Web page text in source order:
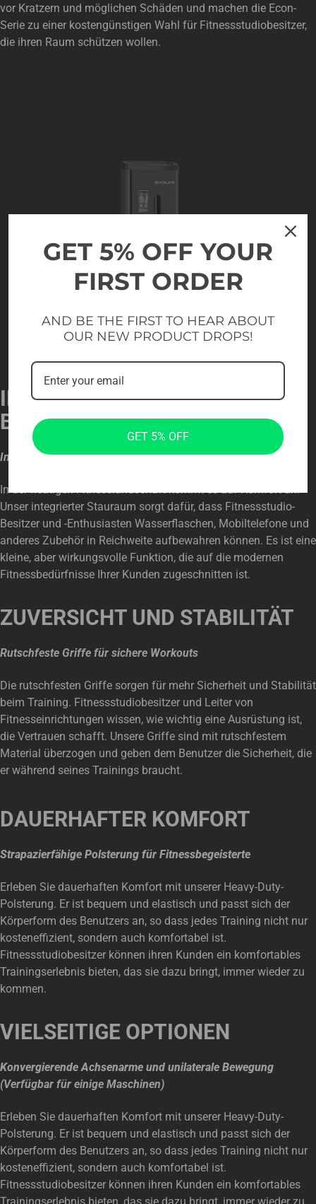
vor Kratzern und möglichen Schäden und machen die Econ-
Serie zu einer kostengünstigen Wahl für Fitnessstudiobesitzer,
die ihren Raum schützen wollen.
INTELLIGENTE
BEQUEMLICHKEIT
Integrierter Stauraum für moderne Workouts
In der heutigen Fitnesslandschaft kommt es auf Komfort an.
Unser integrierter Stauraum sorgt dafür, dass Fitnessstudio-
Besitzer und -Enthusiasten Wasserflaschen, Mobiltelefone und
anderes Zubehör in Reichweite aufbewahren können. Es ist eine
kleine, aber wirkungsvolle Funktion, die auf die modernen
Fitnessbedürfnisse Ihrer Kunden zugeschnitten ist.
ZUVERSICHT UND STABILITÄT
Rutschfeste Griffe für sichere Workouts
Die rutschfesten Griffe sorgen für mehr Sicherheit und Stabilität
beim Training. Fitnessstudiobesitzer und Leiter von
Fitnesseinrichtungen wissen, wie wichtig eine Ausrüstung ist,
die Vertrauen schafft. Unsere Griffe sind mit rutschfestem
Material überzogen und geben dem Benutzer die Sicherheit, die
er während seines Trainings braucht.
DAUERHAFTER KOMFORT
Strapazierfähige Polsterung für Fitnessbegeisterte
Erleben Sie dauerhaften Komfort mit unserer Heavy-Duty-
Polsterung. Er ist bequem und elastisch und passt sich der
Körperform des Benutzers an, so dass jedes Training nicht nur
kosteneffizient, sondern auch komfortabel ist.
Fitnessstudiobesitzer können ihren Kunden ein komfortables
Trainingserlebnis bieten, das sie dazu bringt, immer wieder zu
kommen.
VIELSEITIGE OPTIONEN
Konvergierende Achsenarme und unilaterale Bewegung
(Verfügbar für einige Maschinen)
Erleben Sie dauerhaften Komfort mit unserer Heavy-Duty-
Polsterung. Er ist bequem und elastisch und passt sich der
Körperform des Benutzers an, so dass jedes Training nicht nur
kosteneffizient, sondern auch komfortabel ist.
Fitnessstudiobesitzer können ihren Kunden ein komfortables
Trainingserlebnis bieten, das sie dazu bringt, immer wieder zu
GET 5% OFF YOUR
FIRST ORDER
AND BE THE FIRST TO HEAR ABOUT
OUR NEW PRODUCT DROPS!
GET 5% OFF